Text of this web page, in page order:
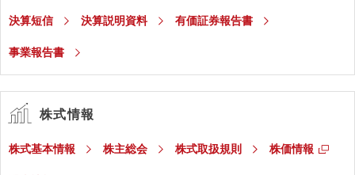
決算短信 決算説明資料 有価証券報告書
事業報告書
株式情報
株式基本情報 株主総会 株式取扱規則 株価情報